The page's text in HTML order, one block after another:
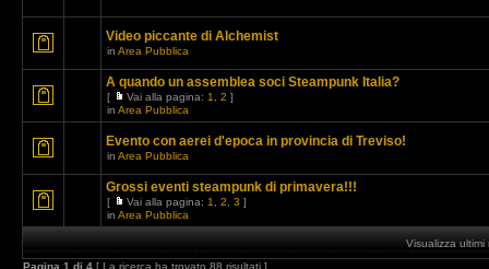
Video piccante di Alchemist
in Area Pubblica
A quando un assemblea soci Steampunk Italia?
[ Vai alla pagina: 1 2 ]
in Area Pubblica
Evento con aerei d'epoca in provincia di Treviso!
in Area Pubblica
Grossi eventi steampunk di primavera!!!
[ Vai alla pagina: 1 2 3 ]
in Area Pubblica
Visualizza ultimi
Pagina 1 di 4 [ La ricerca ha trovato 88 risultati ]